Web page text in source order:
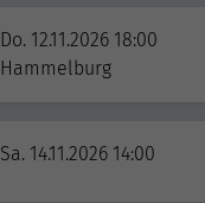
Do. 12.11.2026 18:00
Hammelburg
Sa. 14.11.2026 14:00